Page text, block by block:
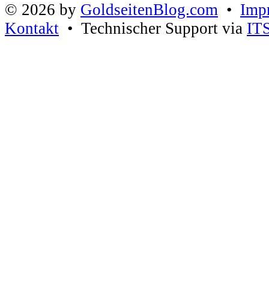
© 2026 by GoldseitenBlog.com •
Kontakt • Technischer Support via